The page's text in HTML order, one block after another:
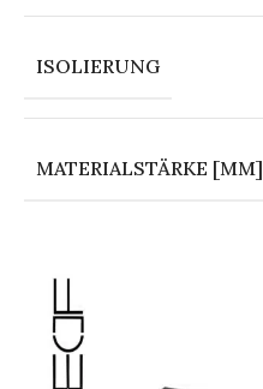
ISOLIERUNG
MATERIALSTÄRKE [MM]